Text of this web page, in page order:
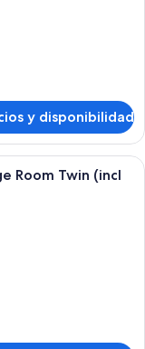
y disponibilidad
de hotel con dos camas,
Room Twin (incl